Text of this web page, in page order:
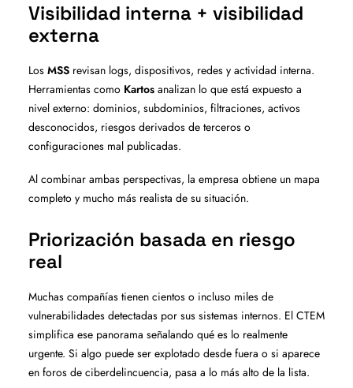
Visibilidad interna + visibilidad
externa
Los MSS revisan logs, dispositivos, redes y actividad interna.
Herramientas como Kartos analizan lo que está expuesto a
nivel externo: dominios, subdominios, filtraciones, activos
desconocidos, riesgos derivados de terceros o
configuraciones mal publicadas.
Al combinar ambas perspectivas, la empresa obtiene un mapa
completo y mucho más realista de su situación.
Priorización basada en riesgo
real
Muchas compañías tienen cientos o incluso miles de
vulnerabilidades detectadas por sus sistemas internos. El CTEM
simplifica ese panorama señalando qué es lo realmente
urgente. Si algo puede ser explotado desde fuera o si aparece
en foros de ciberdelincuencia, pasa a lo más alto de la lista.